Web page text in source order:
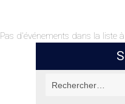
Pas d'événements dans la liste